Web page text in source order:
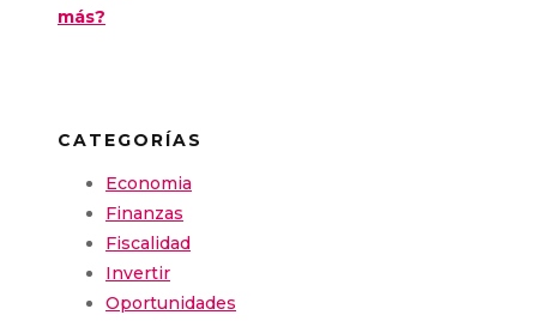
más?
CATEGORÍAS
Economia
Finanzas
Fiscalidad
Invertir
Oportunidades